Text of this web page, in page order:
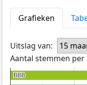
Grafieken
Uitslag van:
15
Aantal stemmen per
BBB
BBB